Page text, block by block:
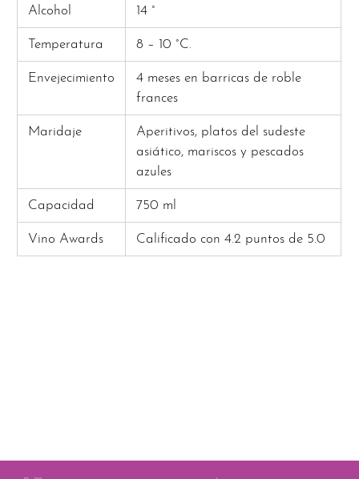
Alcohol 14 °
Temperatura 8 – 10 °C.
Envejecimiento
4 meses en barricas de roble
frances
Maridaje
Aperitivos, platos del sudeste
asiático, mariscos y pescados
azules
Capacidad 750 ml
Vino Awards Calificado con 4.2 puntos de 5.0